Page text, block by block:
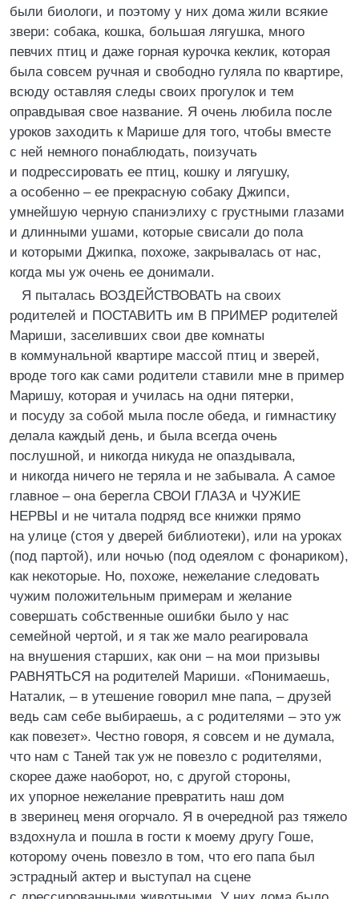
были биологи, и поэтому у них дома жили всякие
звери: собака, кошка, большая лягушка, много
певчих птиц и даже горная курочка кеклик, которая
была совсем ручная и свободно гуляла по квартире,
всюду оставляя следы своих прогулок и тем
оправдывая свое название. Я очень любила после
уроков заходить к Марише для того, чтобы вместе
с ней немного понаблюдать, поизучать
и подрессировать ее птиц, кошку и лягушку,
а особенно – ее прекрасную собаку Джипси,
умнейшую черную спаниэлиху с грустными глазами
и длинными ушами, которые свисали до пола
и которыми Джипка, похоже, закрывалась от нас,
когда мы уж очень ее донимали.
Я пыталась ВОЗДЕЙСТВОВАТЬ на своих
родителей и ПОСТАВИТЬ им В ПРИМЕР родителей
Мариши, заселивших свои две комнаты
в коммунальной квартире массой птиц и зверей,
вроде того как сами родители ставили мне в пример
Маришу, которая и училась на одни пятерки,
и посуду за собой мыла после обеда, и гимнастику
делала каждый день, и была всегда очень
послушной, и никогда никуда не опаздывала,
и никогда ничего не теряла и не забывала. А самое
главное – она берегла СВОИ ГЛАЗА и ЧУЖИЕ
НЕРВЫ и не читала подряд все книжки прямо
на улице (стоя у дверей библиотеки), или на уроках
(под партой), или ночью (под одеялом с фонариком),
как некоторые. Но, похоже, нежелание следовать
чужим положительным примерам и желание
совершать собственные ошибки было у нас
семейной чертой, и я так же мало реагировала
на внушения старших, как они – на мои призывы
РАВНЯТЬСЯ на родителей Мариши. «Понимаешь,
Наталик, – в утешение говорил мне папа, – друзей
ведь сам себе выбираешь, а с родителями – это уж
как повезет». Честно говоря, я совсем и не думала,
что нам с Таней так уж не повезло с родителями,
скорее даже наоборот, но, с другой стороны,
их упорное нежелание превратить наш дом
в зверинец меня огорчало. Я в очередной раз тяжело
вздохнула и пошла в гости к моему другу Гоше,
которому очень повезло в том, что его папа был
эстрадный актер и выступал на сцене